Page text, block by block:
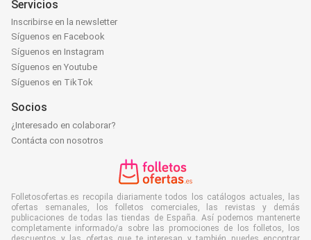
Servicios
Inscribirse en la newsletter
Síguenos en Facebook
Síguenos en Instagram
Síguenos en Youtube
Síguenos en TikTok
Socios
¿Interesado en colaborar?
Contácta con nosotros
Folletosofertas.es recopila diariamente todos los catálogos actuales, las
ofertas semanales, los folletos comerciales, las revistas y demás
publicaciones de todas las tiendas de España. Así podemos mantenerte
completamente informado/a sobre las promociones de los folletos, los